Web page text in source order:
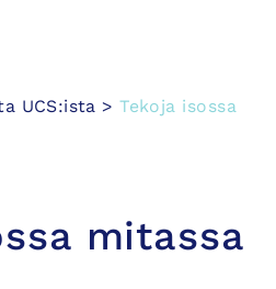
UCS:ista >Tekoja isossa
mitassa